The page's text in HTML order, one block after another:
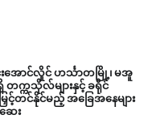
အောင်လှိုင် ဟင်္သာတမြို့၊ မအူ
က္ကသိုလ်များနှင့် ခရိုင်
င့်တင်နိုင်မည့် အခြေအနေများ
ေး